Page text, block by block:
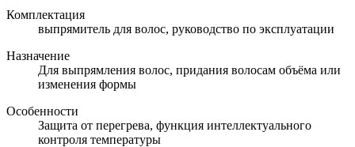
Комплектация
выпрямитель для волос, руководство по эксплуатации
Назначение
Для выпрямления волос, придания волосам объёма или
изменения формы
Особенности
Защита от перегрева, функция интеллектуального
контроля температуры